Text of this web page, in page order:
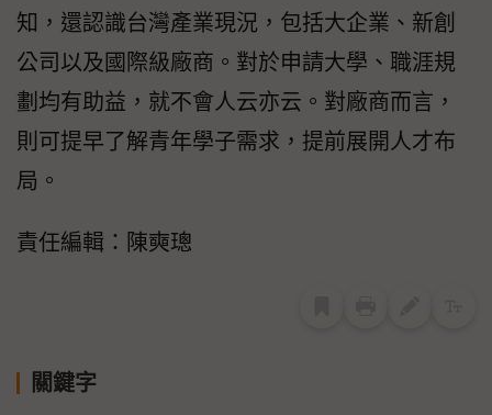
知，還認識台灣產業現況，包括大企業、新創
公司以及國際級廠商。對於申請大學、職涯規
劃均有助益，就不會人云亦云。對廠商而言，
則可提早了解青年學子需求，提前展開人才布
局。
責任編輯：陳奭璁
關鍵字